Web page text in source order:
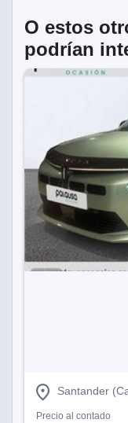
O estos
podrían
Santander
Precio al contado